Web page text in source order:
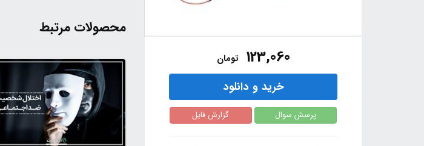
123,060 تومان
خرید و دانلود
پرسش سوال گزارش فایل
محصولات مرتبط